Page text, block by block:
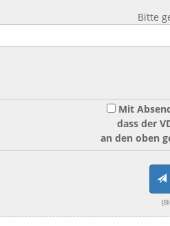
Bitte
Mit
dass der
an den oben